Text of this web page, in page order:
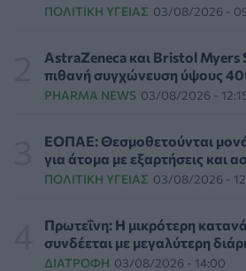
διακομιδών στη Στερεά Ελλάδα με
ασθενοφόρα»
ΠΟΛΙΤΙΚΉ ΥΓΕΊΑΣ 05/08/2026 - 19:49
Οι πέντε λόγοι για τους οποίους
καθοδηγείται από κλινικό
HEALTH TALK 05/08/2026 - 18:59
Ψυχοκοινωνική υποστήριξη
Δυτικής Αττικής από τον ΕΕΣ
ΕΠΙΚΑΙΡΌΤΗΤΑ 05/08/2026 - 18:34
ΠΟΛΙΤΙΚΉ ΥΓΕΊΑΣ 03/08/2026 -
AstraZeneca και Bristol Myers
πιθανή συγχώνευση ύψους
PHARMA NEWS 03/08/2026 -
ΕΟΠΑΕ: Θεσμοθετούνται
για άτομα με εξαρτήσεις και
ΠΟΛΙΤΙΚΉ ΥΓΕΊΑΣ 03/08/2026 -
Πρωτεΐνη: Η μικρότερη
συνδέεται με μεγαλύτερη
ΔΙΑΤΡΟΦΉ 03/08/2026 - 14:00